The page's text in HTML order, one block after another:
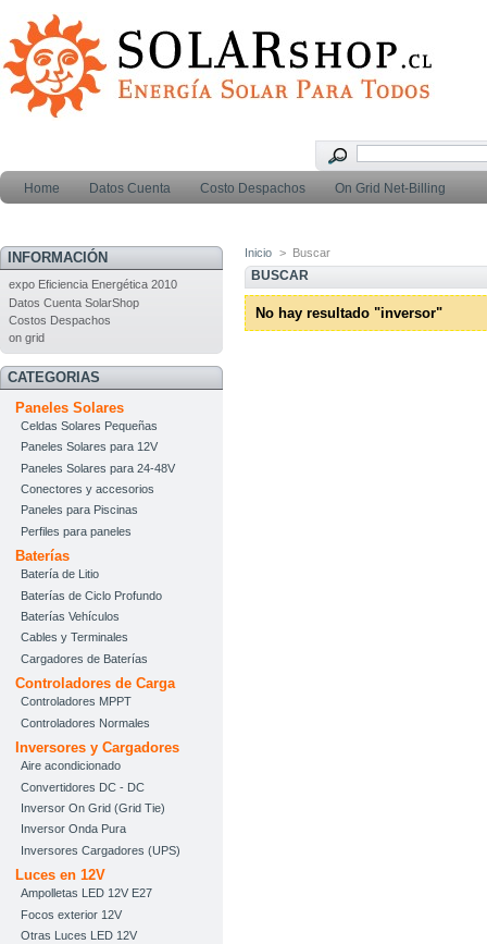
Home Datos Cuenta Costo Despachos On Grid Net-Billing
INFORMACIÓN
expo Eficiencia Energética 2010
Datos Cuenta SolarShop
Costos Despachos
on grid
CATEGORIAS
Paneles Solares
Celdas Solares Pequeñas
Paneles Solares para 12V
Paneles Solares para 24-48V
Conectores y accesorios
Paneles para Piscinas
Perfiles para paneles
Baterías
Batería de Litio
Baterías de Ciclo Profundo
Baterías Vehículos
Cables y Terminales
Cargadores de Baterías
Controladores de Carga
Controladores MPPT
Controladores Normales
Inversores y Cargadores
Aire acondicionado
Convertidores DC - DC
Inversor On Grid (Grid Tie)
Inversor Onda Pura
Inversores Cargadores (UPS)
Luces en 12V
Ampolletas LED 12V E27
Focos exterior 12V
Otras Luces LED 12V
Inicio > Buscar
BUSCAR
No hay resultado "inversor"